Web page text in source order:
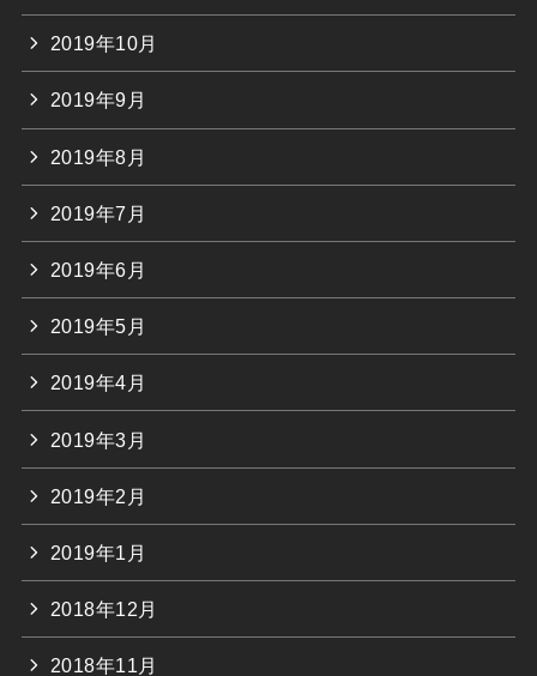
2019年10月
2019年9月
2019年8月
2019年7月
2019年6月
2019年5月
2019年4月
2019年3月
2019年2月
2019年1月
2018年12月
2018年11月